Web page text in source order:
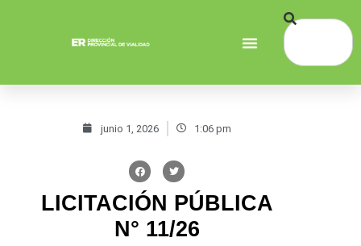
junio 1, 2026 1:06 pm
LICITACIÓN PÚBLICA
N° 11/26